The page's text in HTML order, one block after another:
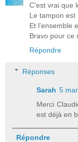
C'est vrai que
Le tampon est
Et l'ensemble
Bravo pour ce
Répondre
Réponses
Sarah 5
Merci
est déjà en
Répondre